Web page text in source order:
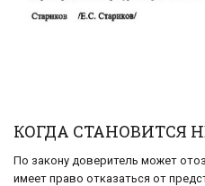
КОГДА СТАНОВИТСЯ
По закону доверитель может
имеет право отказаться от